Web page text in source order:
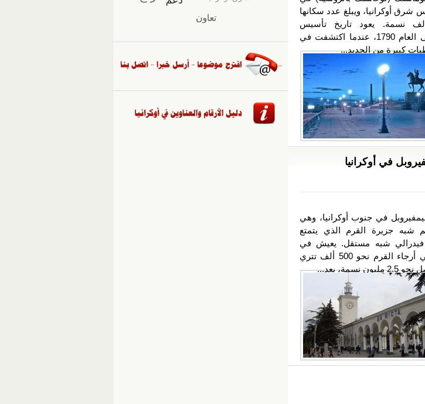
شرق أوكرانيا، ويبلغ عدد سكانها
470 ألف نسمة. يعود تاريخ تأسيس
لوهانسك إلى العام 1790، عندما اكتشفت في
كبيرة من الحديد...
في أوكرانيا
في جنوب أوكرانيا، وهي
شبه جزيرة القرم الذي يتمتع
فيدرالي شبه مستقل. يعيش في
المدينة وباقي أرجاء القرم نحو 500 ألف تتري
نسمة، بعد...